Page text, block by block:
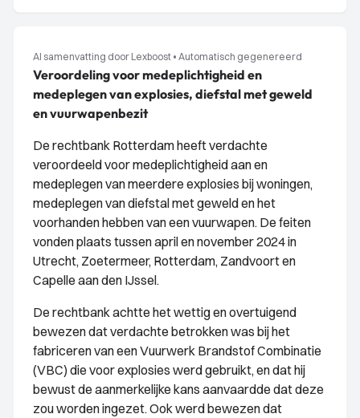
AI samenvatting door Lexboost • Automatisch gegenereerd
Veroordeling voor medeplichtigheid en
medeplegen van explosies, diefstal met geweld
en vuurwapenbezit
De rechtbank Rotterdam heeft verdachte
veroordeeld voor medeplichtigheid aan en
medeplegen van meerdere explosies bij woningen,
medeplegen van diefstal met geweld en het
voorhanden hebben van een vuurwapen. De feiten
vonden plaats tussen april en november 2024 in
Utrecht, Zoetermeer, Rotterdam, Zandvoort en
Capelle aan den IJssel.
De rechtbank achtte het wettig en overtuigend
bewezen dat verdachte betrokken was bij het
fabriceren van een Vuurwerk Brandstof Combinatie
(VBC) die voor explosies werd gebruikt, en dat hij
bewust de aanmerkelijke kans aanvaardde dat deze
zou worden ingezet. Ook werd bewezen dat